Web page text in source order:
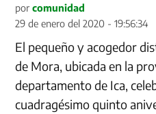
por comunidad
29 de enero del 2020 - 19:56:34
El pequeño y acogedor
de Mora, ubicada en la
departamento de Ica,
cuadragésimo quinto